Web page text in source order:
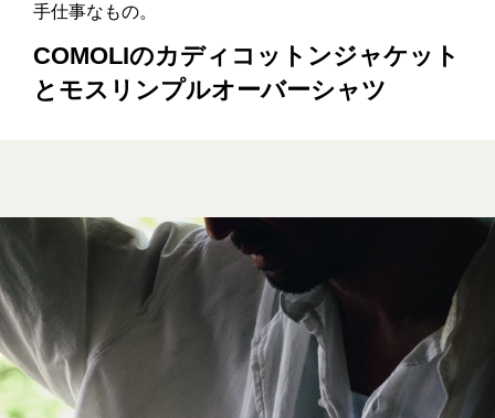
手仕事なもの。
COMOLIのカディコットンジャケット
とモスリンプルオーバーシャツ